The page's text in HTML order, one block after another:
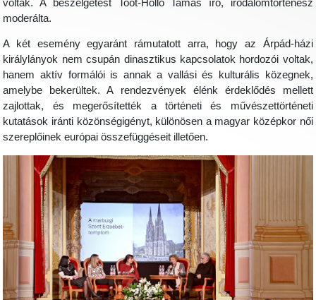
voltak. A beszélgetést Toót-Holló Tamás író, irodalomtörténész
moderálta.
A két esemény egyaránt rámutatott arra, hogy az Árpád-házi
királylányok nem csupán dinasztikus kapcsolatok hordozói voltak,
hanem aktív formálói is annak a vallási és kulturális közegnek,
amelybe bekerültek. A rendezvények élénk érdeklődés mellett
zajlottak, és megerősítették a történeti és művészettörténeti
kutatások iránti közönségigényt, különösen a magyar középkor női
szereplőinek európai összefüggéseit illetően.